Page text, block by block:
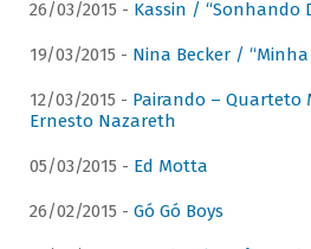
26/03/2015 - Kassin / “Sonhando
19/03/2015 - Nina Becker / “Minha
12/03/2015 - Pairando – Quarteto
Ernesto Nazareth
05/03/2015 - Ed Motta
26/02/2015 - Gó Gó Boys